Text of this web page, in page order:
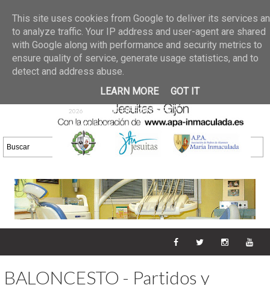
02 jun 2026
GALERIA DE FOTOS
30/05/2026
25 may 2026
GALERIA
DE FOTOS 23/05/2026
20 may
2026
GALERIA DE FOTOS
16/05/2026
DE FOTOS 09/05/2026
28 abr
2026
GALERIA DE FOTOS 25 Y
26/04/2026
BALONCESTO - Partidos y
This site uses cookies from Google to deliver its services
to analyze traffic. Your IP address and user-agent are shared
with Google along with performance and security metrics to
ensure quality of service, generate usage statistics, and to
detect and address abuse.
LEARN MORE
GOT IT